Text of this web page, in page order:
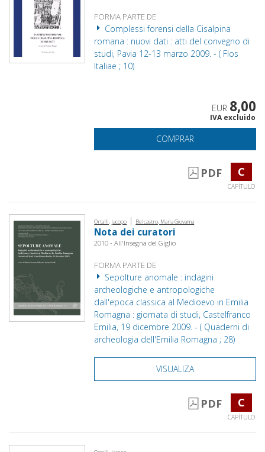
FORMA PARTE DE
Complessi forensi della Cisalpina
romana : nuovi dati : atti del convegno di
studi, Pavia 12-13 marzo 2009. - ( Flos
Italiae ; 10)
EUR 8,00
IVA excluido
COMPRAR
PDF C
CAPÍTULO
Ortalli, Jacopo | Belcastro, Maria Giovanna
Nota dei curatori
2010 - All'Insegna del Giglio
FORMA PARTE DE
Sepolture anomale : indagini
archeologiche e antropologiche
dall'epoca classica al Medioevo in Emilia
Romagna : giornata di studi, Castelfranco
Emilia, 19 dicembre 2009. - ( Quaderni di
archeologia dell'Emilia Romagna ; 28)
VISUALIZA
PDF C
CAPÍTULO